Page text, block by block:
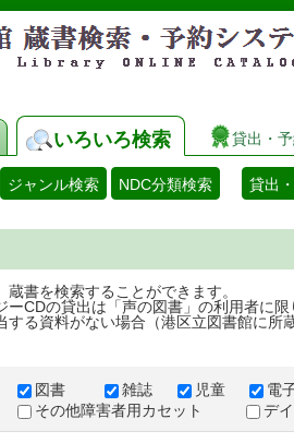
いろいろ検索 貸出・
ジャンル検索 NDC分類検索 貸出
書を検索することができます。
CDの貸出は「声の図書」の利用者に限
する資料がない場合（港区立図書館に所
図書 雑誌 児童
電
その他障害者用カセット
デ